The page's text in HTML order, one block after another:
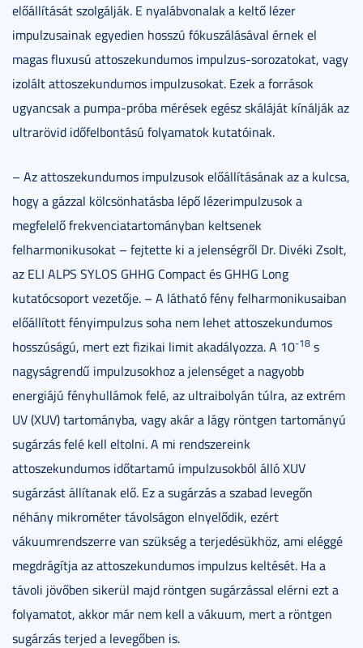
előállítását szolgálják. E nyalábvonalak a keltő lézer
impulzusainak egyedien hosszú fókuszálásával érnek el
magas fluxusú attoszekundumos impulzus-sorozatokat, vagy
izolált attoszekundumos impulzusokat. Ezek a források
ugyancsak a pumpa-próba mérések egész skáláját kínálják az
ultrarövid időfelbontású folyamatok kutatóinak.
– Az attoszekundumos impulzusok előállításának az a kulcsa,
hogy a gázzal kölcsönhatásba lépő lézerimpulzusok a
megfelelő frekvenciatartományban keltsenek
felharmonikusokat – fejtette ki a jelenségről Dr. Divéki Zsolt,
az ELI ALPS SYLOS GHHG Compact és GHHG Long
kutatócsoport vezetője. – A látható fény felharmonikusaiban
előállított fényimpulzus soha nem lehet attoszekundumos
hosszúságú, mert ezt fizikai limit akadályozza. A 10-18 s
nagyságrendű impulzusokhoz a jelenséget a nagyobb
energiájú fényhullámok felé, az ultraibolyán túlra, az extrém
UV (XUV) tartományba, vagy akár a lágy röntgen tartományú
sugárzás felé kell eltolni. A mi rendszereink
attoszekundumos időtartamú impulzusokból álló XUV
sugárzást állítanak elő. Ez a sugárzás a szabad levegőn
néhány mikrométer távolságon elnyelődik, ezért
vákuumrendszerre van szükség a terjedésükhöz, ami eléggé
megdrágítja az attoszekundumos impulzus keltését. Ha a
távoli jövőben sikerül majd röntgen sugárzással elérni ezt a
folyamatot, akkor már nem kell a vákuum, mert a röntgen
sugárzás terjed a levegőben is.